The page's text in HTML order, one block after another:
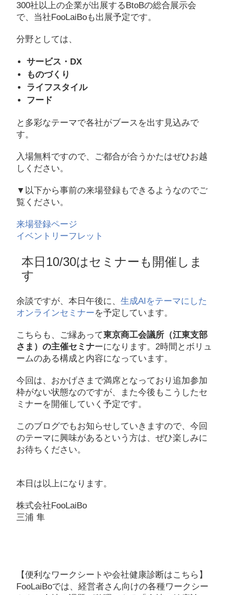
300社以上の企業が出展するBtoBの総合展示会
で、当社FooLaiBoも出展予定です。
分野としては、
サービス・DX
ものづくり
ライフスタイル
フード
と多彩なテーマで各社がブースを出す見込みで
す。
入場無料ですので、ご都合が合うかたはぜひお越
しください。
▼以下から事前の来場登録もできるようなのでご
覧ください。
来場登録ページ
イベントリーフレット
本日10/30はセミナーも開催しま
す
余談ですが、本日午後に、生成AIをテーマにした
オンラインセミナーを予定しています。
こちらも、ご縁あって東京商工会議所（江東支部
さま）の主催セミナーになります。2時間とボリュ
ームのある構成と内容になっています。
今回は、おかげさまで満席となっており追加参加
枠がない状態なのですが、また今後もこうしたセ
ミナーを開催していく予定です。
このブログでもお知らせしていきますので、今回
のテーマに興味があるという方は、ぜひ楽しみに
お待ちください。
本日は以上になります。
株式会社FooLaiBo
三浦 隼
【便利なワークシートや会社健康診断はこちら】
FooLaiBoでは、経営者さん向けの各種ワークシー